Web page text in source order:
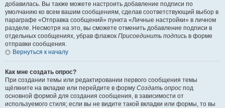
добавилась. Вы также можете настроить добавление подписи по
умолчанию ко всем вашим сообщениям, сделав соответствующий выбор в
параграфе «Отправка сообщений» пункта «Личные настройки» в личном
разделе. Несмотря на это, вы сможете отменить добавление подписи в
отдельных сообщениях, убрав флажок Присоединить подпись в форме
отправки сообщения.
Вернуться к началу
Как мне создать опрос?
При создании темы или редактировании первого сообщения темы
щёлкните на вкладке или перейдите в форму Создать опрос под
основной формой для создания сообщения, в зависимости от
используемого стиля; если вы не видите такой вкладки или формы, то вы